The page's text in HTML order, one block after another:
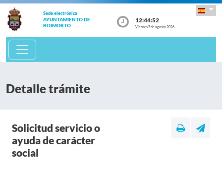
Sede electrónica
AYUNTAMIENTO DE
BOIMORTO
12:44:52
Viernes 7 de agosto 2026
Detalle trámite
Solicitud servicio o
ayuda de carácter
social